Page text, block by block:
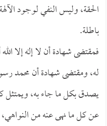
الحقة، وليس النفي لوجود
باطلة.
فمقتضى شهادة أن لا إله إلا
له، ومقتضى شهادة أن محمد
يصدق بكل ما جاء به، ويمتثل
عن كل ما نهى عنه من النواهي،